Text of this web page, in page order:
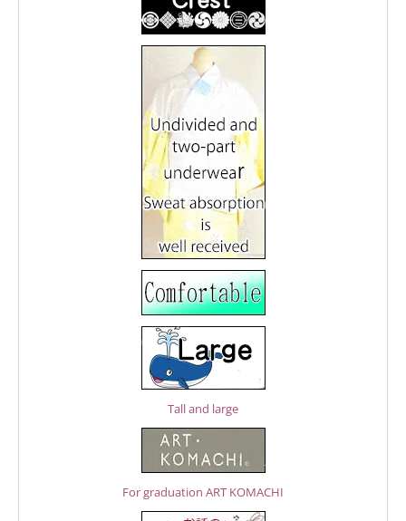
Tall and large
For graduation ART KOMACHI